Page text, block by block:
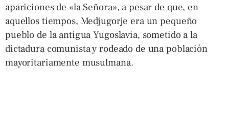
apariciones de «la Señora», a pesar de que, en
aquellos tiempos, Medjugorje era un pequeño
pueblo de la antigua Yugoslavia, sometido a la
dictadura comunista y rodeado de una población
mayoritariamente musulmana.